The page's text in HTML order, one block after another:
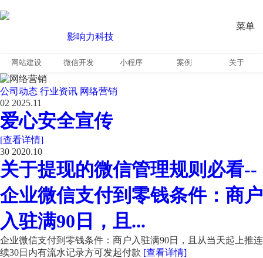
菜单
网站建设 微信开发 小程序 案例 关于
公司动态 行业资讯 网络营销
02 2025.11
爱心安全宣传
[查看详情]
30 2020.10
关于提现的微信管理规则必看--
企业微信支付到零钱条件：商户
入驻满90日，且...
企业微信支付到零钱条件：商户入驻满90日，且从当天起上推连
续30日内有流水记录方可发起付款 [查看详情]